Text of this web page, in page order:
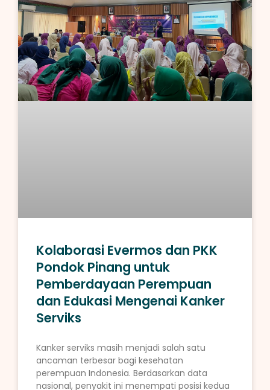
Kolaborasi Evermos dan PKK
Pondok Pinang untuk
Pemberdayaan Perempuan
dan Edukasi Mengenai Kanker
Serviks
Kanker serviks masih menjadi salah satu
ancaman terbesar bagi kesehatan
perempuan Indonesia. Berdasarkan data
nasional, penyakit ini menempati posisi kedua